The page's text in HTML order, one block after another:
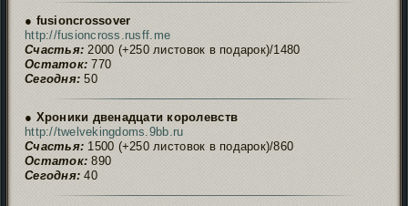
● fusioncrossover
http://fusioncross.rusff.me
Счастья: 2000 (+250 листовок в подарок)/1480
Остаток: 770
Сегодня: 50
● Хроники двенадцати королевств
http://twelvekingdoms.9bb.ru
Счастья: 1500 (+250 листовок в подарок)/860
Остаток: 890
Сегодня: 40